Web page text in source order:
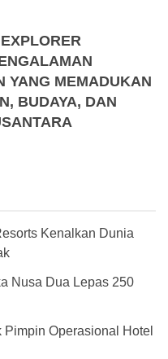
YANG MEMADUKAN
BUDAYA, DAN
Kenalkan Dunia
Nusa Dua Lepas 250
Operasional Hotel